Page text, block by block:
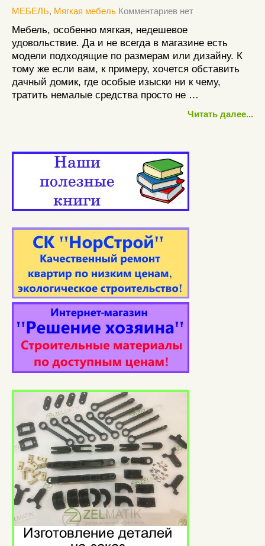
МЕБЕЛЬ, Мягкая мебель Комментариев нет
Мебель, особенно мягкая, недешевое
удовольствие. Да и не всегда в магазине есть
модели подходящие по размерам или дизайну. К
тому же если вам, к примеру, хочется обставить
дачный домик, где особые изыски ни к чему,
тратить немалые средства просто не …
Читать далее...